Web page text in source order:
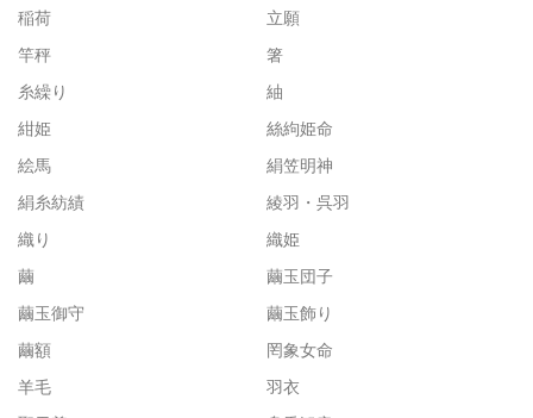
稲荷
立願
竿秤
箸
糸繰り
紬
紺姫
絲絇姫命
絵馬
絹笠明神
絹糸紡績
綾羽・呉羽
織り
織姫
繭
繭玉団子
繭玉御守
繭玉飾り
繭額
罔象女命
羊毛
羽衣